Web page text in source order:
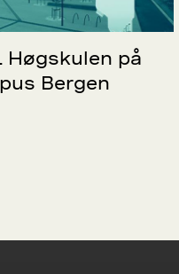
Høgskulen på
Bergen